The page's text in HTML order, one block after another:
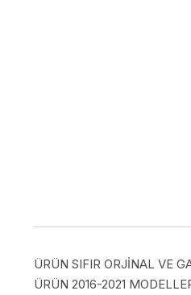
ÜRÜN SIFIR ORJİNAL VE
ÜRÜN 2016-2021